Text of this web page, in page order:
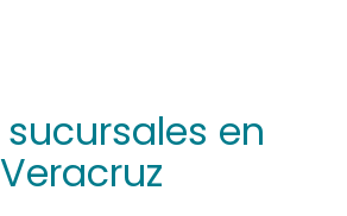
en
Veracruz